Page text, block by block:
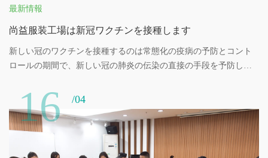
最新情報
尚益服装工場は新冠ワクチンを接種します
新しい冠のワクチンを接種するのは常態化の疫病の予防とコント
ロールの期間で、新しい冠の肺炎の伝染の直接の手段を予防しま
に、各部門は協力して、新冠ワクチンの接種を実施することを大
いに推進します。
16/04